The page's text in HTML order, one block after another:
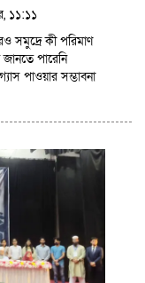
১১:১১
সমুদ্রে কী পরিমাণ
পারেনি
পাওয়ার সম্ভাবনা